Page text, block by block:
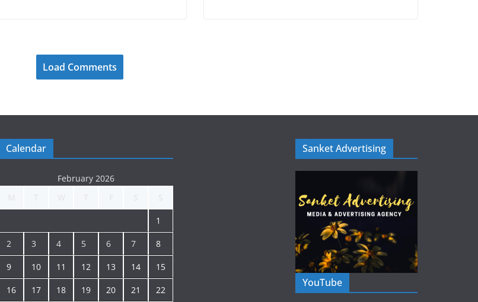
Load Comments
Calendar
February 2026
1
2 3 4 5 6 7 8
9 10 11 12 13 14 15
16 17 18 19 20 21 22
Sanket Advertising
YouTube